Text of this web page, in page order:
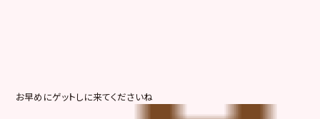
お早めにゲットしに来てくださいね